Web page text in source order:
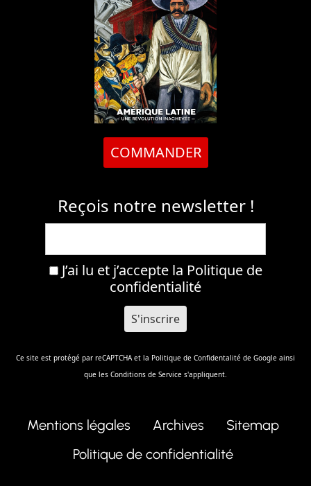
COMMANDER
Reçois notre newsletter !
J’ai lu et j’accepte la Politique de
confidentialité
Ce site est protégé par reCAPTCHA et la Politique de Confidentalité de Google ainsi
que les Conditions de Service s'appliquent.
Mentions légales Archives
Sitemap
Politique de confidentialité